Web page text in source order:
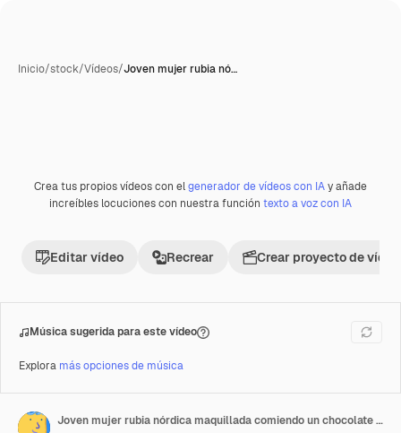
Inicio/stock/Vídeos/Joven mujer rubia nó…
Premium
Crea tus propios vídeos con elgenerador de vídeos con IAy añade
increíbles locuciones con nuestra función texto a voz con IA
Editar vídeo Recrear Crear proyecto de vídeo
Música sugerida para este vídeo
Explora más opciones de música
Joven mujer rubia nórdica maquillada comiendo un chocolate de forma sugerente en un estudio, en una toma de primer plano.